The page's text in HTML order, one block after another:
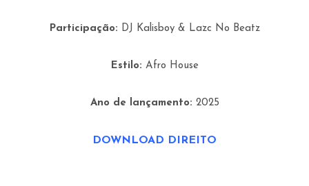
Participação: DJ Kalisboy & Lazc No Beatz
Estilo: Afro House
Ano de lançamento: 2025
DOWNLOAD DIREITO